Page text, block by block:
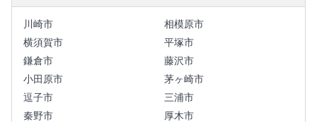
川崎市
相模原市
横須賀市
平塚市
鎌倉市
藤沢市
小田原市
茅ヶ崎市
逗子市
三浦市
秦野市
厚木市